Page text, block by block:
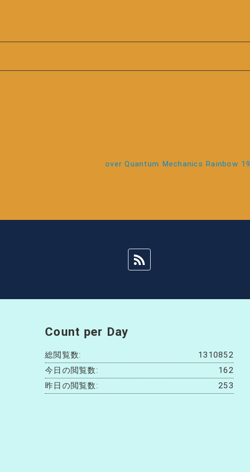
over Quantum Mechanics Rainbow
Count per Day
1310852
総閲覧数:
162
今日の閲覧数:
253
昨日の閲覧数: